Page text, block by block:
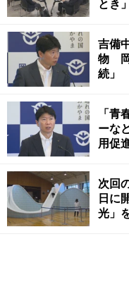
とき」
吉備
物 岡
続」
「青
ーな
用促
次回
日に
光」